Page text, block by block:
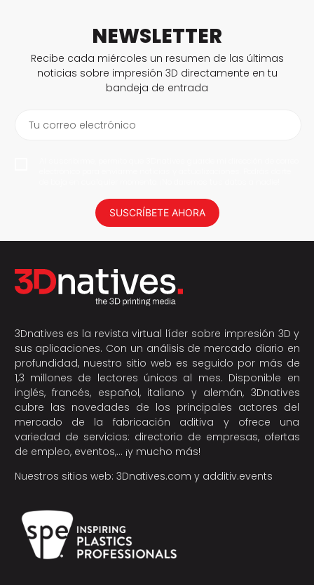
NEWSLETTER
Recibe cada miércoles un resumen de las últimas
noticias sobre impresión 3D directamente en tu
bandeja de entrada
Tu correo electrónico
SUSCRÍBETE AHORA
3Dnatives es la revista virtual líder sobre impresión 3D y
sus aplicaciones. Con un análisis de mercado diario en
profundidad, nuestro sitio web es seguido por más de
1,3 millones de lectores únicos al mes. Disponible en
inglés, francés, español, italiano y alemán, 3Dnatives
cubre las novedades de los principales actores del
mercado de la fabricación aditiva y ofrece una
variedad de servicios: directorio de empresas, ofertas
de empleo, eventos,… ¡y mucho más!
Nuestros sitios web: 3Dnatives.com y additiv.events